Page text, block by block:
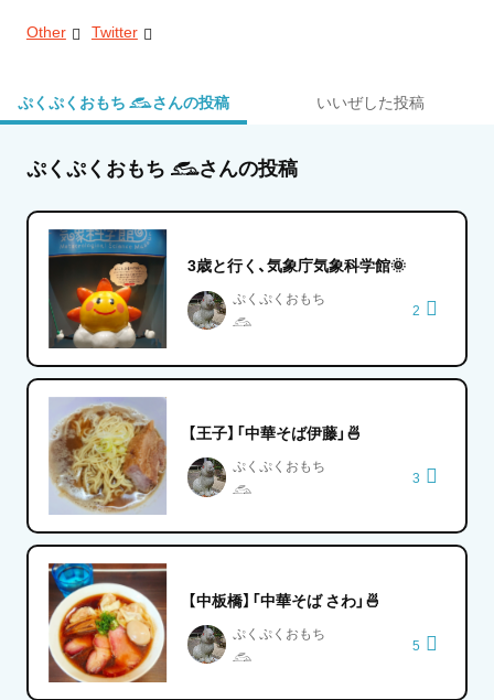
Other
Twitter
ぷくぷくおもち 𓃹さんの投稿 いいぜした投稿
ぷくぷくおもち 𓃹さんの投稿
3歳と行く、気象庁気象科学館🌞
ぷくぷくおもち
𓃹
2
【王子】「中華そば伊藤」🍜
ぷくぷくおもち
𓃹
3
【中板橋】「中華そば さわ」🍜
ぷくぷくおもち
𓃹
5